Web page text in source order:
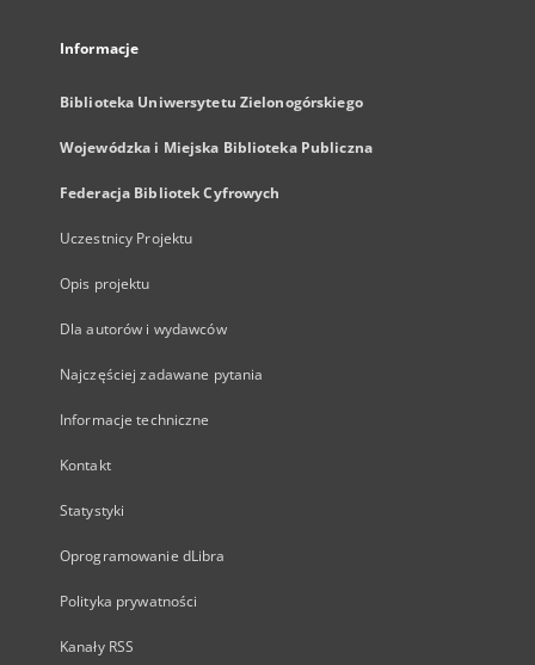
Informacje
Biblioteka Uniwersytetu Zielonogórskiego
Wojewódzka i Miejska Biblioteka Publiczna
Federacja Bibliotek Cyfrowych
Uczestnicy Projektu
Opis projektu
Dla autorów i wydawców
Najczęściej zadawane pytania
Informacje techniczne
Kontakt
Statystyki
Oprogramowanie dLibra
Polityka prywatności
Kanały RSS